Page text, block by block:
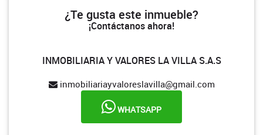
¿Te gusta este inmueble?
¡Contáctanos ahora!
INMOBILIARIA Y VALORES LA VILLA S.A.S
inmobiliariayvaloreslavilla@gmail.com
WHATSAPP